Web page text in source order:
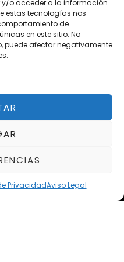
o acceder a la información
estas tecnologías nos
de
en este sitio. No
puede afectar negativamente
PrivacidadAviso Legal
08/2026
10/2026
10/2026